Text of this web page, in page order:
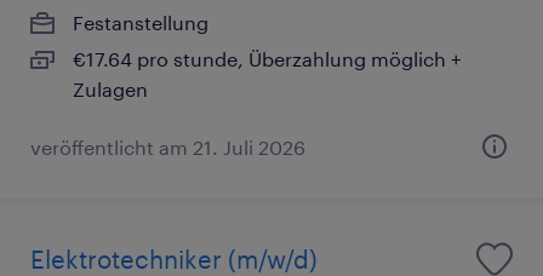
Festanstellung
€17.64 pro stunde, Überzahlung möglich +
Zulagen
veröffentlicht am 21. Juli 2026
Elektrotechniker (m/w/d)